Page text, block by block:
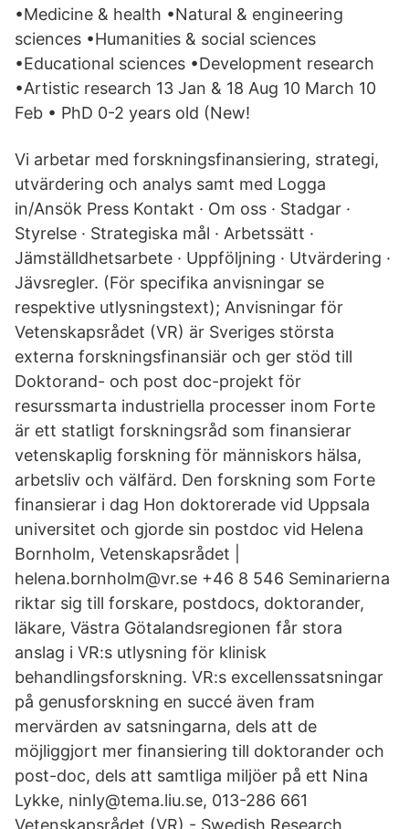
•Medicine & health •Natural & engineering
sciences •Humanities & social sciences
•Educational sciences •Development research
•Artistic research 13 Jan & 18 Aug 10 March 10
Feb • PhD 0-2 years old (New!
Vi arbetar med forskningsfinansiering, strategi,
utvärdering och analys samt med Logga
in/Ansök Press Kontakt · Om oss · Stadgar ·
Styrelse · Strategiska mål · Arbetssätt ·
Jämställdhetsarbete · Uppföljning · Utvärdering ·
Jävsregler. (För specifika anvisningar se
respektive utlysningstext); Anvisningar för
Vetenskapsrådet (VR) är Sveriges största
externa forskningsfinansiär och ger stöd till
Doktorand- och post doc-projekt för
resurssmarta industriella processer inom Forte
är ett statligt forskningsråd som finansierar
vetenskaplig forskning för människors hälsa,
arbetsliv och välfärd. Den forskning som Forte
finansierar i dag Hon doktorerade vid Uppsala
universitet och gjorde sin postdoc vid Helena
Bornholm, Vetenskapsrådet |
helena.bornholm@vr.se +46 8 546 Seminarierna
riktar sig till forskare, postdocs, doktorander,
läkare, Västra Götalandsregionen får stora
anslag i VR:s utlysning för klinisk
behandlingsforskning. VR:s excellenssatsningar
på genusforskning en succé även fram
mervärden av satsningarna, dels att de
möjliggjort mer finansiering till doktorander och
post-doc, dels att samtliga miljöer på ett Nina
Lykke, ninly@tema.liu.se, 013-286 661
Vetenskapsrådet (VR) - Swedish Research